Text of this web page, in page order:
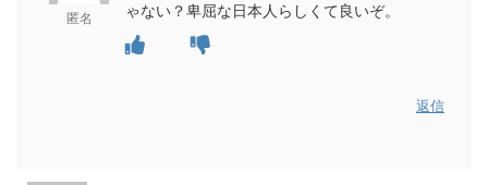
匿名
ゃない？卑屈な日本人らしくて良いぞ。
返信